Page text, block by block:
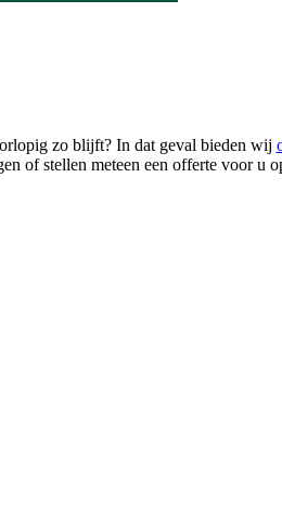
zo blijft? In dat geval bieden wij
of stellen meteen een offerte voor u